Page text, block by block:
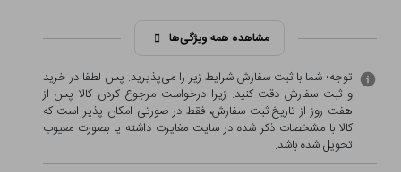
مشاهده همه ویژگی‌ها
توجه؛ شما با ثبت سفارش شرایط زیر را می‌پذیرید. پس لطفا در خرید
و ثبت سفارش دقت کنید. زیرا درخواست مرجوع کردن کالا پس از
هفت روز از تاریخ ثبت سفارش، فقط در صورتی امکان پذیر است که
کالا با مشخصات ذکر شده در سایت مغایرت داشته یا بصورت معيوب
تحویل شده باشد.